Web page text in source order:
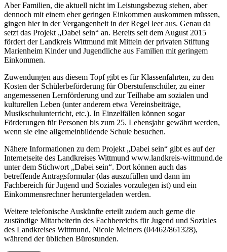
Aber Familien, die aktuell nicht im Leistungsbezug stehen, aber
dennoch mit einem eher geringen Einkommen auskommen müssen,
gingen hier in der Vergangenheit in der Regel leer aus. Genau da
setzt das Projekt „Dabei sein“ an. Bereits seit dem August 2015
fördert der Landkreis Wittmund mit Mitteln der privaten Stiftung
Marienheim Kinder und Jugendliche aus Familien mit geringem
Einkommen.
Zuwendungen aus diesem Topf gibt es für Klassenfahrten, zu den
Kosten der Schülerbeförderung für Oberstufenschüler, zu einer
angemessenen Lernförderung und zur Teilhabe am sozialen und
kulturellen Leben (unter anderem etwa Vereinsbeiträge,
Musikschulunterricht, etc.). In Einzelfällen können sogar
Förderungen für Personen bis zum 25. Lebensjahr gewährt werden,
wenn sie eine allgemeinbildende Schule besuchen.
Nähere Informationen zu dem Projekt „Dabei sein“ gibt es auf der
Internetseite des Landkreises Wittmund www.landkreis-wittmund.de
unter dem Stichwort „Dabei sein“. Dort können auch das
betreffende Antragsformular (das auszufüllen und dann im
Fachbereich für Jugend und Soziales vorzulegen ist) und ein
Einkommensrechner heruntergeladen werden.
Weitere telefonische Auskünfte erteilt zudem auch gerne die
zuständige Mitarbeiterin des Fachbereichs für Jugend und Soziales
des Landkreises Wittmund, Nicole Meiners (04462/861328),
während der üblichen Bürostunden.